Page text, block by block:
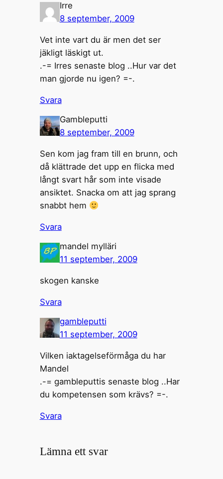
Irre
8 september, 2009
Vet inte vart du är men det ser
jäkligt läskigt ut.
.-= Irres senaste blog ..Hur var det
man gjorde nu igen? =-.
Svara
Gambleputti
8 september, 2009
Sen kom jag fram till en brunn, och
då klättrade det upp en flicka med
långt svart hår som inte visade
ansiktet. Snacka om att jag sprang
snabbt hem
Svara
mandel mylläri
11 september, 2009
skogen kanske
Svara
gambleputti
11 september, 2009
Vilken iaktagelseförmåga du har
Mandel
.-= gambleputtis senaste blog ..Har
du kompetensen som krävs? =-.
Svara
Lämna ett svar